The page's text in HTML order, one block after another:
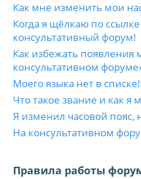
Как мне изменить мои
Когда я щёлкаю по
консультативный форум!
Как избежать появления
консультативном
Моего языка нет в списке!
Что такое звание и как я
Я изменил часовой пояс,
На консультативном
Правила работы